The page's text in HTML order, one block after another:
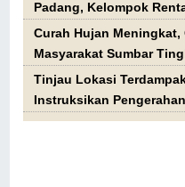
Padang, Kelompok
Curah Hujan
Masyarakat Sumbar
Tinjau Lokasi
Instruksikan